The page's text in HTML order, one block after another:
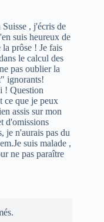
, j'écris de
suis heureux de
prôse ! Je fais
le calcul des
pas oublier la
ignorants!
! Question
ce que je peux
assis sur mon
d'omissions
je n'aurais pas du
suis malade ,
ne pas paraître